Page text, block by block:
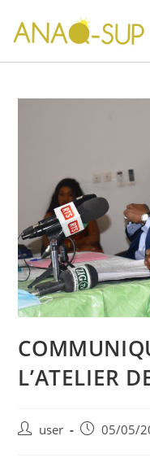
L’ATELIER
user 05/05/